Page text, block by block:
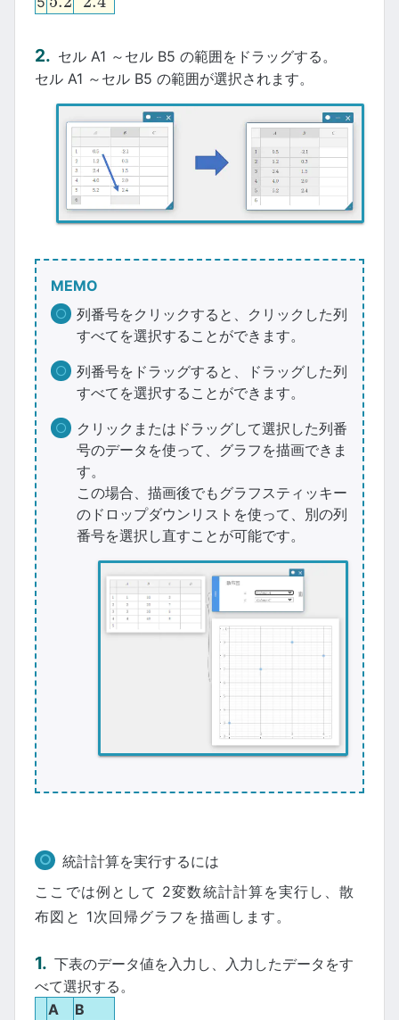
セル A1 ～セル B5 の範囲をドラッグする。
セル A1 ～セル B5 の範囲が選択されます。
MEMO
列番号をクリックすると、クリックした列
すべてを選択することができます。
列番号をドラッグすると、ドラッグした列
すべてを選択することができます。
クリックまたはドラッグして選択した列番
号のデータを使って、グラフを描画できま
す。
この場合、描画後でもグラフスティッキー
のドロップダウンリストを使って、別の列
番号を選択し直すことが可能です。
統計計算を実行するには
ここでは例として 2変数統計計算を実行し、散
布図と 1次回帰グラフを描画します。
下表のデータ値を入力し、入力したデータをす
べて選択する。
A
B